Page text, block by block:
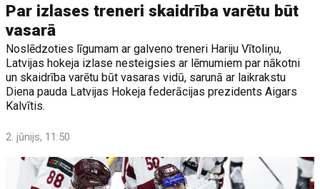
Par izlases treneri skaidrība varētu būt
vasarā
Noslēdzoties līgumam ar galveno treneri Hariju Vītoliņu,
Latvijas hokeja izlase nesteigsies ar lēmumiem par nākotni
un skaidrība varētu būt vasaras vidū, sarunā ar laikrakstu
Diena pauda Latvijas Hokeja federācijas prezidents Aigars
Kalvītis.
2. jūnijs, 11:50